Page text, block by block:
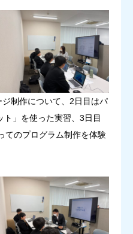
制作について、2日目はパ
ト」を使った実習、3日目
てのプログラム制作を体験